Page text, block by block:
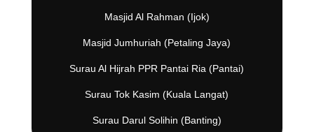
Masjid Al Rahman (Ijok)
Masjid Jumhuriah (Petaling Jaya)
Surau Al Hijrah PPR Pantai Ria (Pantai)
Surau Tok Kasim (Kuala Langat)
Surau Darul Solihin (Banting)